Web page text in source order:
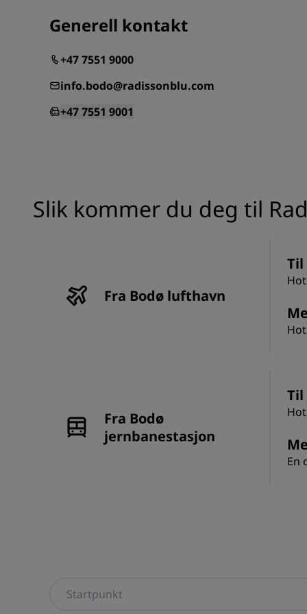
Generell kontakt
+47 7551 9000
info.bodo@radissonblu.com
+47 7551 9001
Slik kommer du deg til
Fra Bodø lufthavn
Fra Bodø
jernbanestasjon
En